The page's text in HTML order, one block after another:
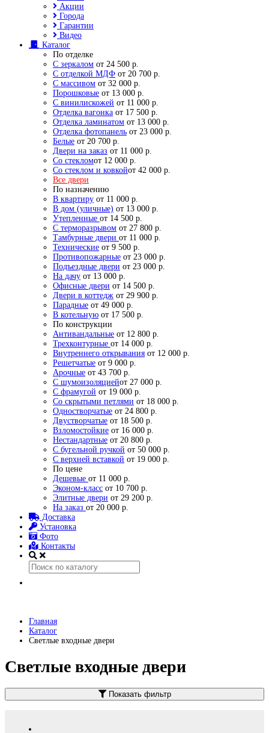
Акции
Города
Гарантии
Видео
Каталог
По отделке
С зеркалом от 24 500 р.
С отделкой МДФ от 20 700 р.
С массивом от 32 000 р.
Порошковые от 13 000 р.
С винилискожей от 11 000 р.
Отделка вагонка от 17 500 р.
Отделка ламинатом от 13 000 р.
Отделка фотопанель от 23 000 р.
Белые от 20 700 р.
Двери на заказ от 11 000 р.
Со стекломот 12 000 р.
Со стеклом и ковкойот 42 000 р.
Все двери
По назначению
В квартиру от 11 000 р.
В дом (уличные) от 13 000 р.
Утепленные от 14 500 р.
С терморазрывом от 27 800 р.
Тамбурные двери от 11 000 р.
Технические от 9 500 р.
Противопожарные от 23 000 р.
Подъездные двери от 23 000 р.
На дачу от 13 000 р.
Офисные двери от 14 500 р.
Двери в коттедж от 29 900 р.
Парадные от 49 000 р.
В котельную от 17 500 р.
По конструкции
Антивандальные от 12 800 р.
Трехконтурные от 14 000 р.
Внутреннего открывания от 12 000 р.
Решетчатые от 9 000 р.
Арочные от 43 700 р.
С шумоизоляциейот 27 000 р.
С фрамугой от 19 000 р.
Со скрытыми петлями от 18 000 р.
Одностворчатые от 24 800 р.
Двустворчатые от 18 500 р.
Взломостойкие от 16 000 р.
Нестандартные от 20 800 р.
С бугельной ручкой от 50 000 р.
С верхней вставкой от 19 000 р.
По цене
Дешевые от 11 000 р.
Эконом-класс от 10 700 р.
Элитные двери от 29 200 р.
На заказ от 20 000 р.
Доставка
Установка
Фото
Контакты
Главная
Каталог
Светлые входные двери
Светлые входные двери
Показать фильтр